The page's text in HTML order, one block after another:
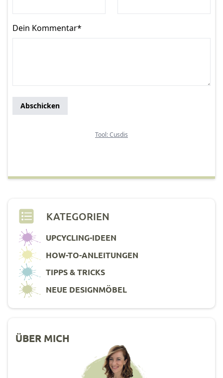
KATEGORIEN
UPCYCLING-IDEEN
HOW-TO-ANLEITUNGEN
TIPPS & TRICKS
NEUE DESIGNMÖBEL
ÜBER MICH